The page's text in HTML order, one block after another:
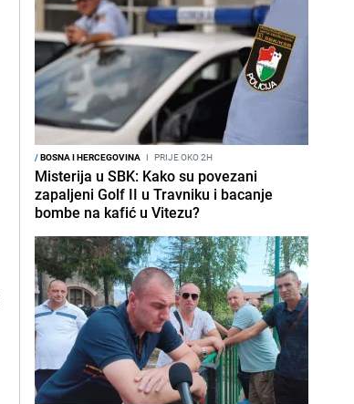
/BOSNA I HERCEGOVINA I PRIJE OKO 2H
Misterija u SBK: Kako su povezani
zapaljeni Golf II u Travniku i bacanje
bombe na kafić u Vitezu?